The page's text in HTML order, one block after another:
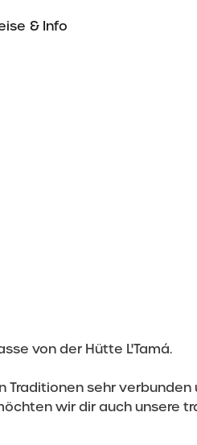
& Info
von der Hütte L'Tamá.
Traditionen sehr
wir dir auch unsere